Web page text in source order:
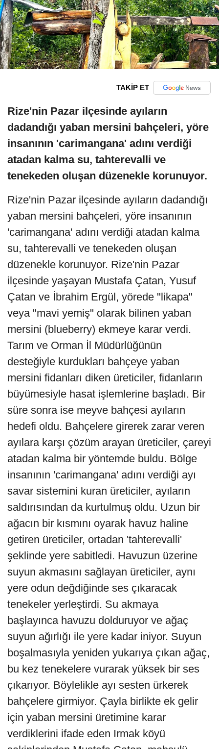
TAKİP ET
Rize'nin Pazar ilçesinde ayıların
dadandığı yaban mersini bahçeleri, yöre
insanının 'carimangana' adını verdiği
atadan kalma su, tahterevalli ve
tenekeden oluşan düzenekle korunuyor.
Rize'nin Pazar ilçesinde ayıların dadandığı
yaban mersini bahçeleri, yöre insanının
'carimangana' adını verdiği atadan kalma
su, tahterevalli ve tenekeden oluşan
düzenekle korunuyor. Rize'nin Pazar
ilçesinde yaşayan Mustafa Çatan, Yusuf
Çatan ve İbrahim Ergül, yörede "likapa"
veya "mavi yemiş" olarak bilinen yaban
mersini (blueberry) ekmeye karar verdi.
Tarım ve Orman İl Müdürlüğünün
desteğiyle kurdukları bahçeye yaban
mersini fidanları diken üreticiler, fidanların
büyümesiyle hasat işlemlerine başladı. Bir
süre sonra ise meyve bahçesi ayıların
hedefi oldu. Bahçelere girerek zarar veren
ayılara karşı çözüm arayan üreticiler, çareyi
atadan kalma bir yöntemde buldu. Bölge
insanının 'carimangana' adını verdiği ayı
savar sistemini kuran üreticiler, ayıların
saldırısından da kurtulmuş oldu. Uzun bir
ağacın bir kısmını oyarak havuz haline
getiren üreticiler, ortadan 'tahterevalli'
şeklinde yere sabitledi. Havuzun üzerine
suyun akmasını sağlayan üreticiler, aynı
yere odun değdiğinde ses çıkaracak
tenekeler yerleştirdi. Su akmaya
başlayınca havuzu dolduruyor ve ağaç
suyun ağırlığı ile yere kadar iniyor. Suyun
boşalmasıyla yeniden yukarıya çıkan ağaç,
bu kez tenekelere vurarak yüksek bir ses
çıkarıyor. Böylelikle ayı sesten ürkerek
bahçelere girmiyor. Çayla birlikte ek gelir
için yaban mersini üretimine karar
verdiklerini ifade eden Irmak köyü